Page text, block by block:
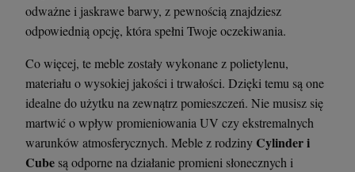
odważne i jaskrawe barwy, z pewnością znajdziesz
odpowiednią opcję, która spełni Twoje oczekiwania.
Co więcej, te meble zostały wykonane z polietylenu,
materiału o wysokiej jakości i trwałości. Dzięki temu są one
idealne do użytku na zewnątrz pomieszczeń. Nie musisz się
martwić o wpływ promieniowania UV czy ekstremalnych
warunków atmosferycznych. Meble z rodziny Cylinder i
Cube są odporne na działanie promieni słonecznych i